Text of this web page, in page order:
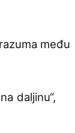
među
daljinu“,